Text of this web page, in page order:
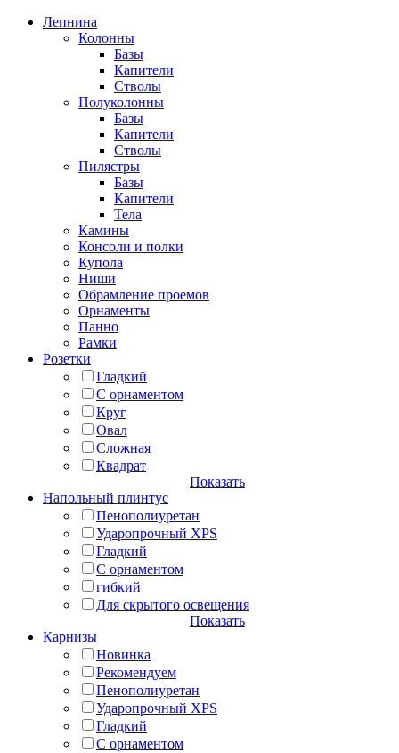
Лепнина
Колонны
Базы
Капители
Стволы
Полуколонны
Базы
Капители
Стволы
Пилястры
Базы
Капители
Тела
Камины
Консоли и полки
Купола
Ниши
Обрамление проемов
Орнаменты
Панно
Рамки
Розетки
Гладкий
С орнаментом
Круг
Овал
Сложная
Квадрат
Показать
Напольный плинтус
Пенополиуретан
Ударопрочный XPS
Гладкий
С орнаментом
гибкий
Для скрытого освещения
Показать
Карнизы
Новинка
Рекомендуем
Пенополиуретан
Ударопрочный XPS
Гладкий
С орнаментом